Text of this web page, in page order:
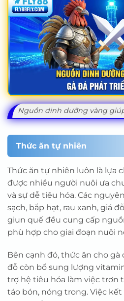
Nguồn dinh dưỡng vàng
Thức ăn tự nhiên
Thức ăn tự nhiên luôn là lựa
được nhiều người nuôi ưa
và sự dễ tiêu hóa. Các
sạch, bắp hạt, rau xanh, giá
giun quế đều cung cấp
phù hợp cho giai đoạn nuôi
Bên cạnh đó, thức ăn cho gà
đỗ còn bổ sung lượng
trợ hệ tiêu hóa làm việc trơn
táo bón, nóng trong. Việc